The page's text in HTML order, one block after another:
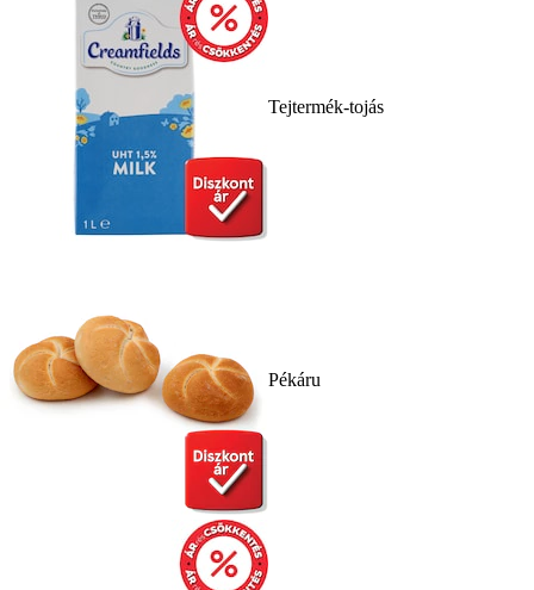
Tejtermék-tojás
Pékáru